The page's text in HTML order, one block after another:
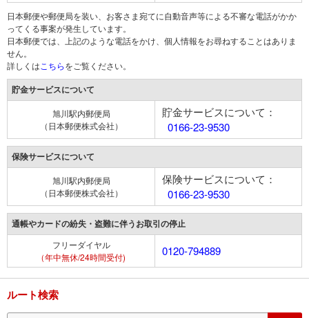
日本郵便や郵便局を装い、お客さま宛てに自動音声等による不審な電話がかか
ってくる事案が発生しています。
日本郵便では、上記のような電話をかけ、個人情報をお尋ねすることはありま
せん。
詳しくは こちらをご覧ください。
貯金サービスについて
旭川駅内郵便局
（日本郵便株式会社）
貯金サービスについて：
0166-23-9530
保険サービスについて
旭川駅内郵便局
（日本郵便株式会社）
保険サービスについて：
0166-23-9530
通帳やカードの紛失・盗難に伴うお取引の停止
フリーダイヤル
（年中無休/24時間受付)
0120-794889
ルート検索